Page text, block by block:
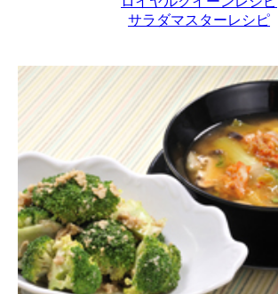
サラダマスターレシピ